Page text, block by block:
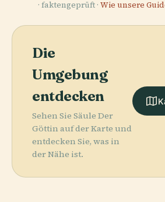
· faktengeprüft · Wie unsere
Die
Umgebung
entdecken
Sehen Sie Säule Der
Göttin auf der Karte und
entdecken Sie, was in
der Nähe ist.